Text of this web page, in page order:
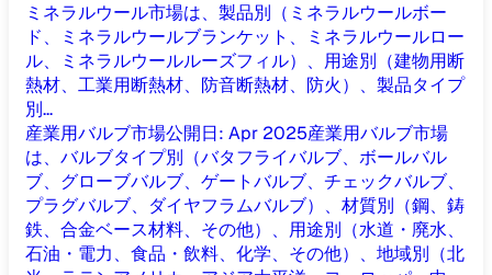
ミネラルウール市場は、製品別（ミネラルウールボー
ド、ミネラルウールブランケット、ミネラルウールロー
ル、ミネラルウールルーズフィル）、用途別（建物用断
熱材、工業用断熱材、防音断熱材、防火）、製品タイプ
別...
産業用バルブ市場公開日: Apr 2025産業用バルブ市場
は、バルブタイプ別（バタフライバルブ、ボールバル
ブ、グローブバルブ、ゲートバルブ、チェックバルブ、
プラグバルブ、ダイヤフラムバルブ）、材質別（鋼、鋳
鉄、合金ベース材料、その他）、用途別（水道・廃水、
石油・電力、食品・飲料、化学、その他）、地域別（北